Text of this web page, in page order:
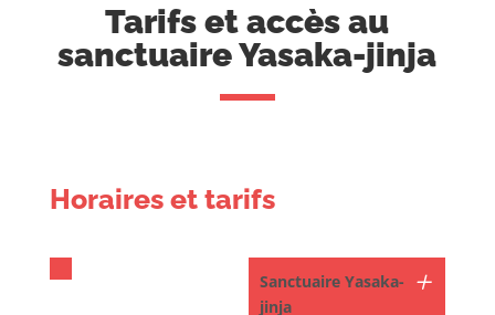
Tarifs et accès au
sanctuaire Yasaka-jinja
Horaires et tarifs
Sanctuaire Yasaka-
jinja